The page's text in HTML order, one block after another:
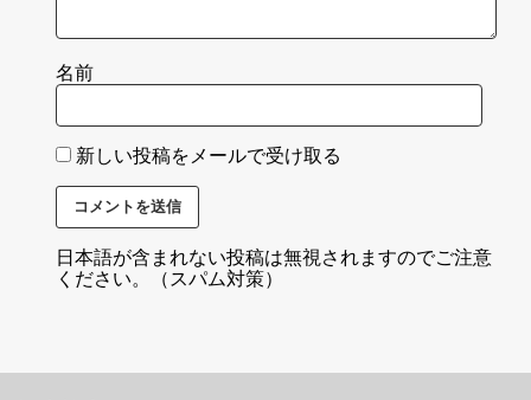
名前
新しい投稿をメールで受け取る
日本語が含まれない投稿は無視されますのでご注意
ください。（スパム対策）